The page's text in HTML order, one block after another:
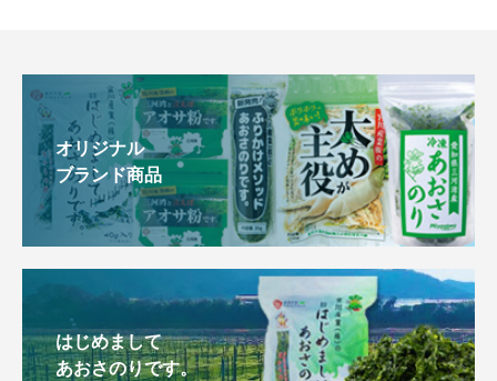
オリジナル
ブランド商品
はじめまして
あおさのりです。